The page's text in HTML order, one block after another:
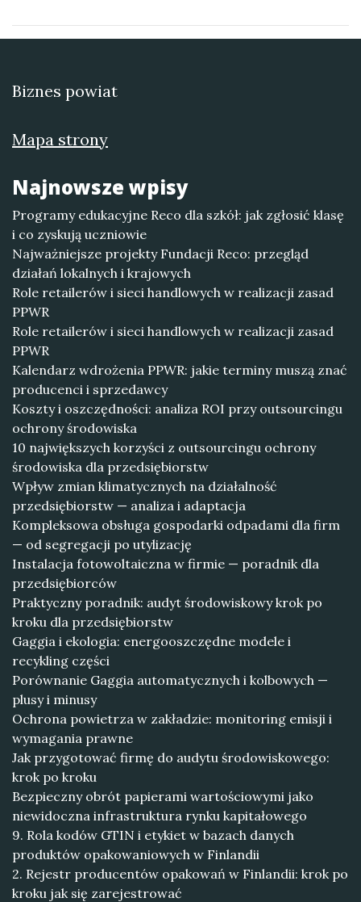
Biznes powiat
Mapa strony
Najnowsze wpisy
Programy edukacyjne Reco dla szkół: jak zgłosić klasę
i co zyskują uczniowie
Najważniejsze projekty Fundacji Reco: przegląd
działań lokalnych i krajowych
Role retailerów i sieci handlowych w realizacji zasad
PPWR
Role retailerów i sieci handlowych w realizacji zasad
PPWR
Kalendarz wdrożenia PPWR: jakie terminy muszą znać
producenci i sprzedawcy
Koszty i oszczędności: analiza ROI przy outsourcingu
ochrony środowiska
10 największych korzyści z outsourcingu ochrony
środowiska dla przedsiębiorstw
Wpływ zmian klimatycznych na działalność
przedsiębiorstw — analiza i adaptacja
Kompleksowa obsługa gospodarki odpadami dla firm
— od segregacji po utylizację
Instalacja fotowoltaiczna w firmie — poradnik dla
przedsiębiorców
Praktyczny poradnik: audyt środowiskowy krok po
kroku dla przedsiębiorstw
Gaggia i ekologia: energooszczędne modele i
recykling części
Porównanie Gaggia automatycznych i kolbowych —
plusy i minusy
Ochrona powietrza w zakładzie: monitoring emisji i
wymagania prawne
Jak przygotować firmę do audytu środowiskowego:
krok po kroku
Bezpieczny obrót papierami wartościowymi jako
niewidoczna infrastruktura rynku kapitałowego
9. Rola kodów GTIN i etykiet w bazach danych
produktów opakowaniowych w Finlandii
2. Rejestr producentów opakowań w Finlandii: krok po
kroku jak się zarejestrować